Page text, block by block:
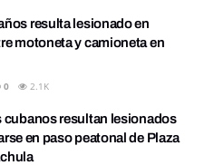
resulta lesionado en
motoneta y camioneta en
0 2.1K
resultan lesionados
en paso peatonal de Plaza